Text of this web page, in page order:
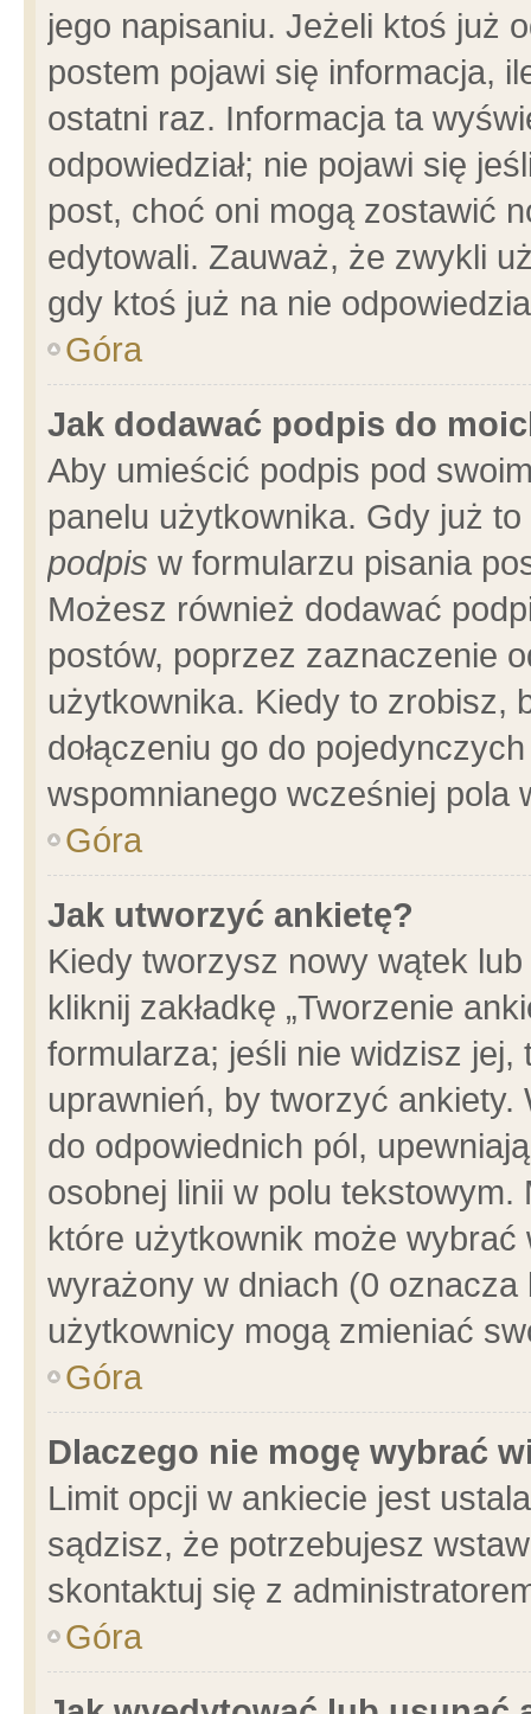
jego napisaniu. Jeżeli ktoś już
postem pojawi się informacja,
ostatni raz. Informacja ta
odpowiedział; nie pojawi się
post, choć oni mogą zostawić
edytowali. Zauważ, że zwykli
gdy ktoś już na nie
Góra
Jak dodawać podpis do
Aby umieścić podpis pod
panelu użytkownika. Gdy już
podpis w formularzu pisania
Możesz również dodawać
postów, poprzez zaznaczenie
użytkownika. Kiedy to zrobisz,
dołączeniu go do
wspomnianego wcześniej pola
Góra
Jak utworzyć ankietę?
Kiedy tworzysz nowy wątek
kliknij zakładkę „Tworzenie
formularza; jeśli nie widzisz
uprawnień, by tworzyć ankiety.
do odpowiednich pól,
osobnej linii w polu
które użytkownik może
wyrażony w dniach (0
użytkownicy mogą zmieniać
Góra
Dlaczego nie mogę wybrać
Limit opcji w ankiecie jest
sądzisz, że potrzebujesz
skontaktuj się z
Góra